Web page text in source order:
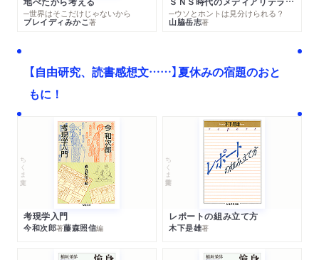
─世界はそこだけじゃないから
ブレイディみかこ著
─ウソとホントは見分けられる？
山脇岳志著
【自由研究、読書感想文……】夏休みの宿題のおと
もに！
ちくま文庫
考現学入門
今和次郎著藤森照信編
ちくま学芸文庫
レポートの組み立て方
木下是雄著